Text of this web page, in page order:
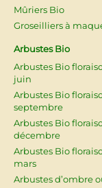
Mûriers Bio
Groseilliers à
Arbustes Bio
Arbustes Bio
juin
Arbustes Bio
septembre
Arbustes Bio
décembre
Arbustes Bio
mars
Arbustes d’ombre